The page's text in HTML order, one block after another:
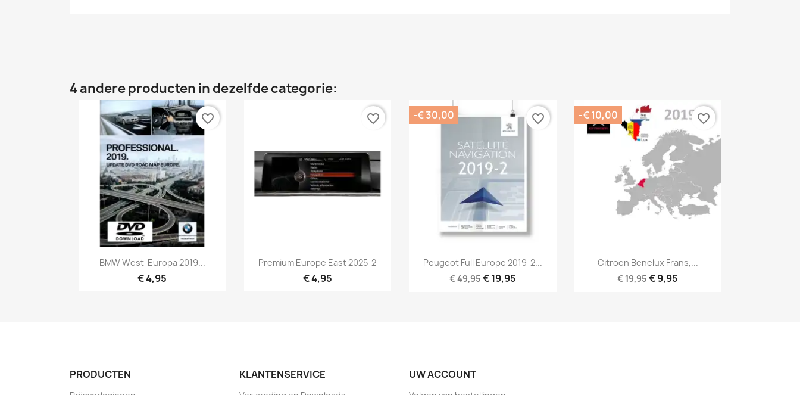
4 andere producten in dezelfde categorie:
Snel bekijken
BMW West-Europa 2019...
€ 4,95
favorite_border
Snel bekijken
Premium Europe East 2025-2
€ 4,95
favorite_border
Snel bekijken
Peugeot Full Europe 2019-2...
€ 49,95€ 19,95
-€ 30,00 favorite_border
Snel bekijken
Citroen Benelux Frans,...
€ 19,95€ 9,95
-€ 10,00 favorite_border
PRODUCTEN KLANTENSERVICE UW ACCOUNT